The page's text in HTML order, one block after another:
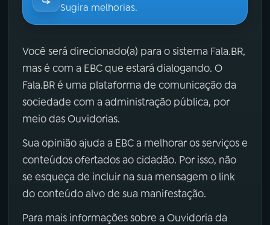
Sugira melhorias.
Você será direcionado(a) para o sistema Fala.BR,
mas é com a EBC que estará dialogando. O
Fala.BR é uma plataforma de comunicação da
sociedade com a administração pública, por
meio das Ouvidorias.
Sua opinião ajuda a EBC a melhorar os serviços e
conteúdos ofertados ao cidadão. Por isso, não
se esqueça de incluir na sua mensagem o link
do conteúdo alvo de sua manifestação.
Para mais informações sobre a Ouvidoria da